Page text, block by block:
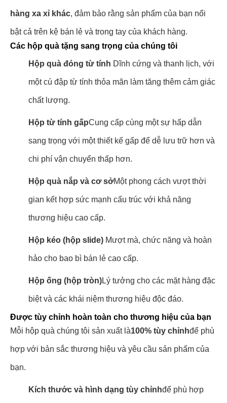
hàng xa xỉ khác, đảm bảo rằng sản phẩm của bạn nổi
bật cả trên kệ bán lẻ và trong tay của khách hàng.
Các hộp quà tặng sang trọng của chúng tôi
Hộp quà đóng từ tính ️ Dĩnh cứng và thanh lịch, với
một cú đập từ tính thỏa mãn làm tăng thêm cảm giác
chất lượng.
Hộp từ tính gấpCung cấp cùng một sự hấp dẫn
sang trọng với một thiết kế gấp để dễ lưu trữ hơn và
chi phí vận chuyển thấp hơn.
Hộp quà nắp và cơ sởMột phong cách vượt thời
gian kết hợp sức mạnh cấu trúc với khả năng
thương hiệu cao cấp.
Hộp kéo (hộp slide) ️ Mượt mà, chức năng và hoàn
hảo cho bao bì bán lẻ cao cấp.
Hộp ống (hộp tròn)Lý tưởng cho các mặt hàng đặc
biệt và các khái niệm thương hiệu độc đáo.
Được tùy chỉnh hoàn toàn cho thương hiệu của bạn
Mỗi hộp quà chúng tôi sản xuất là100% tùy chỉnhđể phù
hợp với bản sắc thương hiệu và yêu cầu sản phẩm của
bạn.
Kích thước và hình dạng tùy chỉnhđể phù hợp